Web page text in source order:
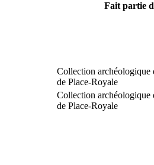
Fait partie
Collection archéologique
de Place-Royale
Collection archéologique
de Place-Royale